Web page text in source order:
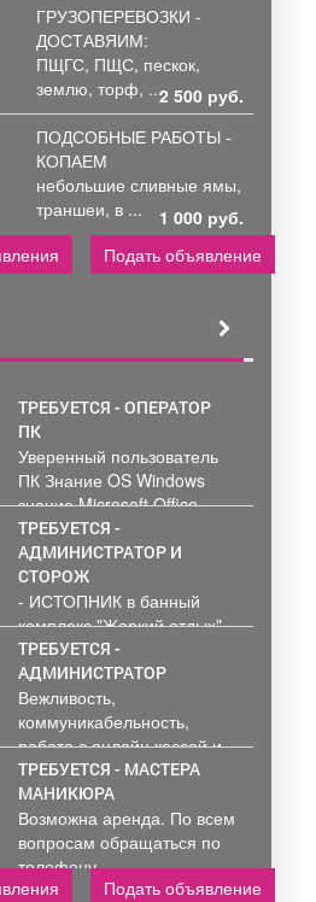
«Huter
2290 руб.
«Мастер Фреш»
ГРУЗОПЕРЕВОЗКИ -
ДОСТАВЯИМ:
ПЩГС, ПЩС, пескок,
землю, торф, ...2 500 руб.
ПОДСОБНЫЕ РАБОТЫ -
КОПАЕМ
небольшие сливные ямы,
траншеи, в ...
1 000 руб.
Подать объявление
ТРЕБУЕТСЯ - ОПЕРАТОР
ПК
Уверенный пользователь
ПК Знание OS Windows
знание Microsoft Office .
Обработка и...
ТРЕБУЕТСЯ -
АДМИНИСТРАТОР И
СТОРОЖ
- ИСТОПНИК в банный
комплекс "Жаркий отдых"
Администрирование и
тех....
ТРЕБУЕТСЯ -
АДМИНИСТРАТОР
Вежливость,
коммуникабельность,
работа с онлайн кассой и
ПК (программы...
ТРЕБУЕТСЯ - МАСТЕРА
МАНИКЮРА
Возможна аренда. По всем
вопросам обращаться по
телефону..
Подать объявление